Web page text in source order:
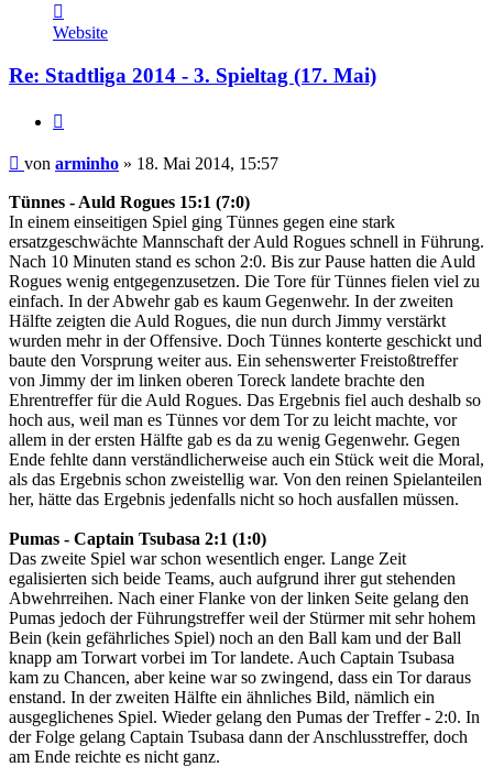
von
arminho
Website
Re: Stadtliga 2014 - 3. Spieltag (17. Mai)
Beitrag
von arminho » 18. Mai 2014, 15:57
Tünnes - Auld Rogues 15:1 (7:0)
In einem einseitigen Spiel ging Tünnes gegen eine stark
ersatzgeschwächte Mannschaft der Auld Rogues schnell in Führung.
Nach 10 Minuten stand es schon 2:0. Bis zur Pause hatten die Auld
Rogues wenig entgegenzusetzen. Die Tore für Tünnes fielen viel zu
einfach. In der Abwehr gab es kaum Gegenwehr. In der zweiten
Hälfte zeigten die Auld Rogues, die nun durch Jimmy verstärkt
wurden mehr in der Offensive. Doch Tünnes konterte geschickt und
baute den Vorsprung weiter aus. Ein sehenswerter Freistoßtreffer
von Jimmy der im linken oberen Toreck landete brachte den
Ehrentreffer für die Auld Rogues. Das Ergebnis fiel auch deshalb so
hoch aus, weil man es Tünnes vor dem Tor zu leicht machte, vor
allem in der ersten Hälfte gab es da zu wenig Gegenwehr. Gegen
Ende fehlte dann verständlicherweise auch ein Stück weit die Moral,
als das Ergebnis schon zweistellig war. Von den reinen Spielanteilen
her, hätte das Ergebnis jedenfalls nicht so hoch ausfallen müssen.
Pumas - Captain Tsubasa 2:1 (1:0)
Das zweite Spiel war schon wesentlich enger. Lange Zeit
egalisierten sich beide Teams, auch aufgrund ihrer gut stehenden
Abwehrreihen. Nach einer Flanke von der linken Seite gelang den
Pumas jedoch der Führungstreffer weil der Stürmer mit sehr hohem
Bein (kein gefährliches Spiel) noch an den Ball kam und der Ball
knapp am Torwart vorbei im Tor landete. Auch Captain Tsubasa
kam zu Chancen, aber keine war so zwingend, dass ein Tor daraus
enstand. In der zweiten Hälfte ein ähnliches Bild, nämlich ein
ausgeglichenes Spiel. Wieder gelang den Pumas der Treffer - 2:0. In
der Folge gelang Captain Tsubasa dann der Anschlusstreffer, doch
am Ende reichte es nicht ganz.